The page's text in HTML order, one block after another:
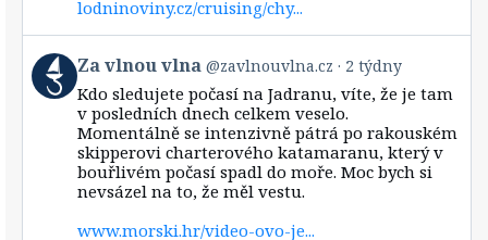
lodninoviny.cz/cruising/chy...
View
post
by
Bluesky
Za vlnou vlna @zavlnouvlna.cz 2 týdny
Kdo sledujete počasí na Jadranu, víte, že je tam
v posledních dnech celkem veselo.
Momentálně se intenzivně pátrá po rakouském
skipperovi charterového katamaranu, který v
bouřlivém počasí spadl do moře. Moc bych si
nevsázel na to, že měl vestu.
www.morski.hr/video-ovo-je...